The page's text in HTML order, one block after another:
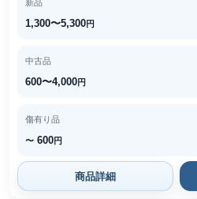
新品
1,300〜5,300円
中古品
600〜4,000円
傷有り品
〜 600円
商品詳細